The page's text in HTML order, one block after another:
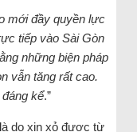
mới đầy quyền lực
tiếp vào Sài Gòn
những biện pháp
vẫn tăng rất cao.
kể.”
do xin xỏ được từ